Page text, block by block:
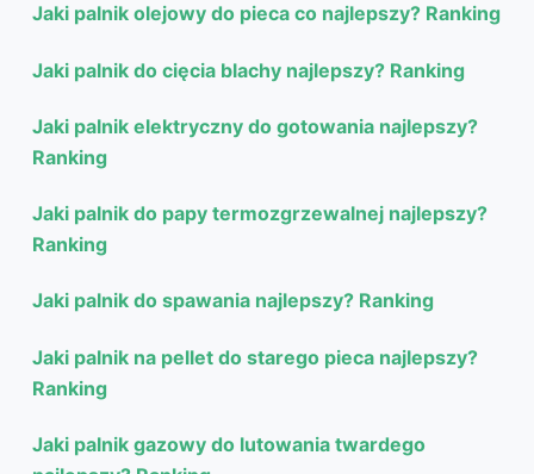
Jaki palnik olejowy do pieca co najlepszy? Ranking
Jaki palnik do cięcia blachy najlepszy? Ranking
Jaki palnik elektryczny do gotowania najlepszy?
Ranking
Jaki palnik do papy termozgrzewalnej najlepszy?
Ranking
Jaki palnik do spawania najlepszy? Ranking
Jaki palnik na pellet do starego pieca najlepszy?
Ranking
Jaki palnik gazowy do lutowania twardego